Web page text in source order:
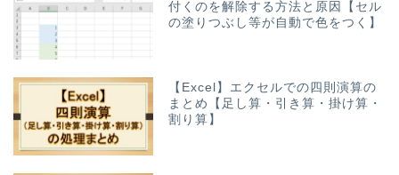
付くのを解除する方法と原因【セル
の塗りつぶし等が自動で色をつく】
【Excel】エクセルでの四則演算の
まとめ【足し算・引き算・掛け算・
割り算】